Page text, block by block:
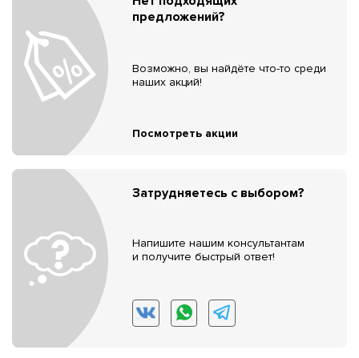
предложений?
Возможно, вы найдёте что-то среди
наших акций!
Посмотреть акции
Затрудняетесь с выбором?
Напишите нашим консультантам
и получите быстрый ответ!